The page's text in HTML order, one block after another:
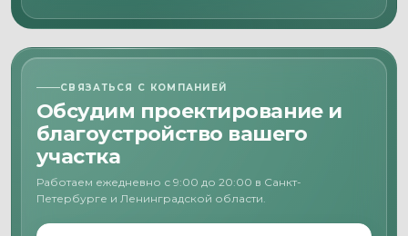
СВЯЗАТЬСЯ С КОМПАНИЕЙ
Обсудим проектирование и
благоустройство вашего
участка
Работаем ежедневно с 9:00 до 20:00 в Санкт-
Петербурге и Ленинградской области.